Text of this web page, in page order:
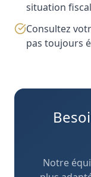
situation
Consultez
pas toujours
Notre